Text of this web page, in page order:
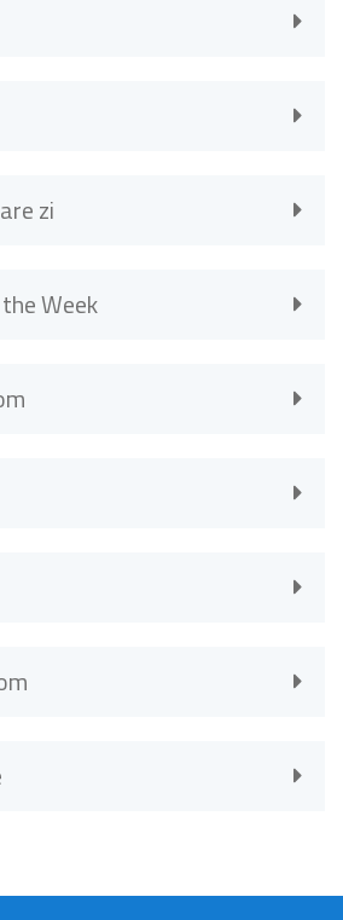
zi
Week